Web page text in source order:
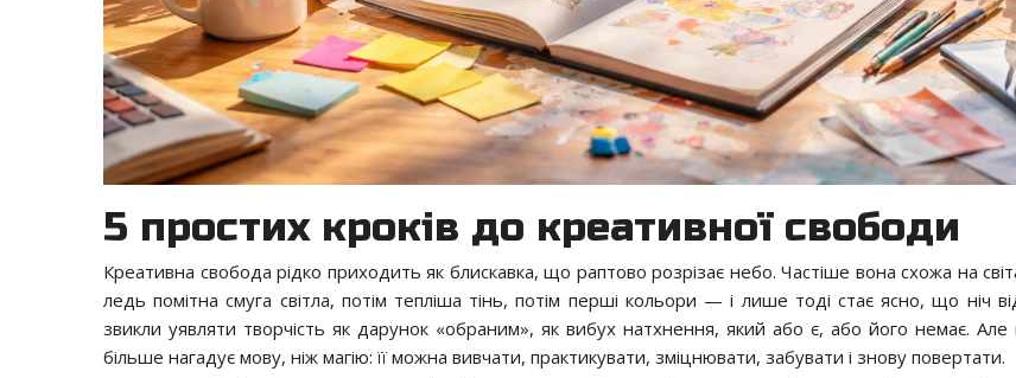
5 простих кроків до креативної свободи
Креативна свобода рідко приходить як блискавка, що раптово розрізає небо. Частіше вона схожа на
ледь помітна смуга світла, потім тепліша тінь, потім перші кольори — і лише тоді стає ясно, що ніч
звикли уявляти творчість як дарунок «обраним», як вибух натхнення, який або є, або його немає. Але
більше нагадує мову, ніж магію: її можна вивчати, практикувати, зміцнювати, забувати і знову повертати.